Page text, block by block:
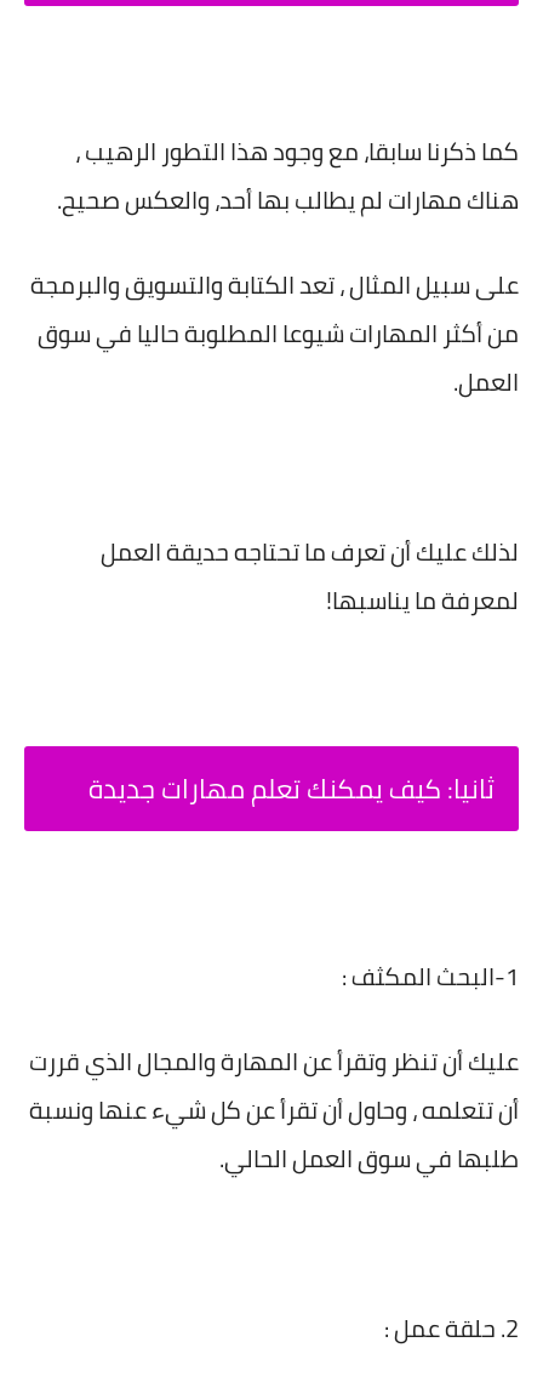
كما ذكرنا سابقا، مع وجود هذا التطور الرهيب ،
هناك مهارات لم يطالب بها أحد، والعكس صحيح.
على سبيل المثال ، تعد الكتابة والتسويق والبرمجة
من أكثر المهارات شيوعا المطلوبة حاليا في سوق
العمل.
لذلك عليك أن تعرف ما تحتاجه حديقة العمل
لمعرفة ما يناسبها!
ثانيا: كيف يمكنك تعلم مهارات جديدة
1-البحث المكثف :
عليك أن تنظر وتقرأ عن المهارة والمجال الذي قررت
أن تتعلمه ، وحاول أن تقرأ عن كل شيء عنها ونسبة
طلبها في سوق العمل الحالي.
2. حلقة عمل :